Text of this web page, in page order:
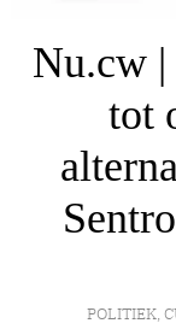
Nu.cw |
tot
POLITIEK,